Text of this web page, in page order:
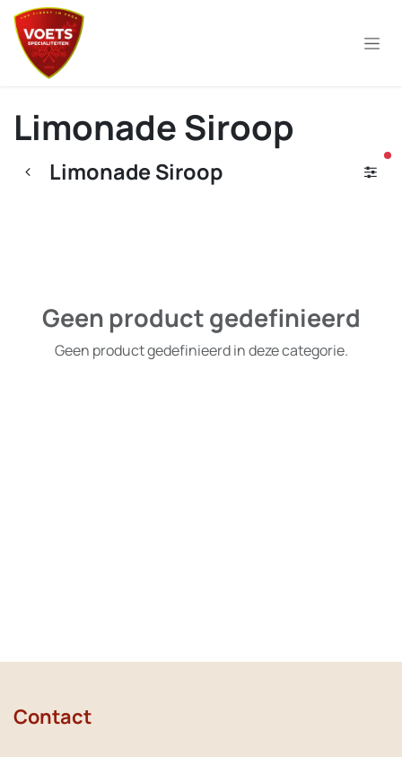
Overslaan naar inhoud
Limonade Siroop
Limonade Siroop
Geen product gedefinieerd
Geen product gedefinieerd in deze categorie.
Contact